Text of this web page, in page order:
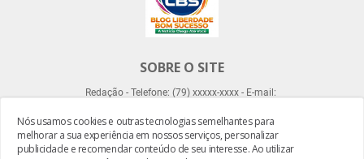
SOBRE O SITE
Redação - Telefone: (79) xxxxx-xxxx - E-mail:
Nós usamos cookies e outras tecnologias semelhantes para
melhorar a sua experiência em nossos serviços, personalizar
publicidade e recomendar conteúdo de seu interesse. Ao utilizar